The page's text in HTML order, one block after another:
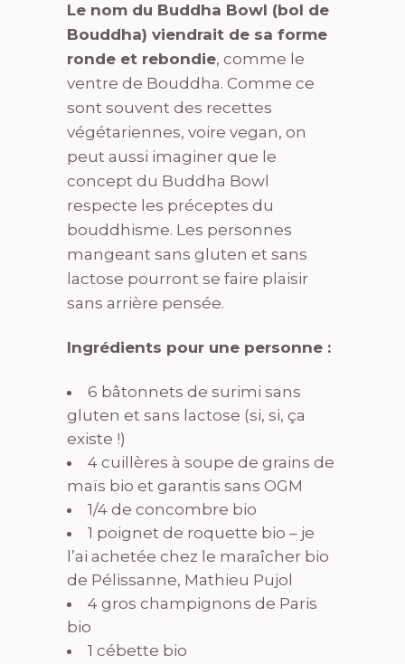
Le nom du Buddha Bowl (bol de
Bouddha) viendrait de sa forme
ronde et rebondie, comme le
ventre de Bouddha. Comme ce
sont souvent des recettes
végétariennes, voire vegan, on
peut aussi imaginer que le
concept du Buddha Bowl
respecte les préceptes du
bouddhisme. Les personnes
mangeant sans gluten et sans
lactose pourront se faire plaisir
sans arrière pensée.
Ingrédients pour une personne :
6 bâtonnets de surimi sans
gluten et sans lactose (si, si, ça
existe !)
4 cuillères à soupe de grains de
maïs bio et garantis sans OGM
1/4 de concombre bio
1 poignet de roquette bio – je
l’ai achetée chez le maraîcher bio
de Pélissanne, Mathieu Pujol
4 gros champignons de Paris
bio
1 cébette bio